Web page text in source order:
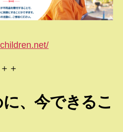
＋
に、今できるこ